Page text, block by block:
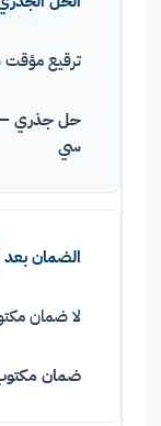
ترقيع مؤقت
حل جذري —
سي
الضمان بعد
لا ضمان
ضمان